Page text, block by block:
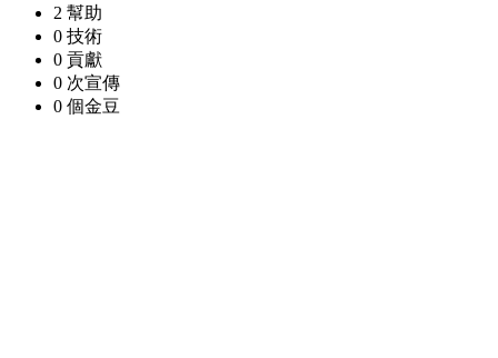
2 幫助
0 技術
0 貢獻
0 次宣傳
0 個金豆